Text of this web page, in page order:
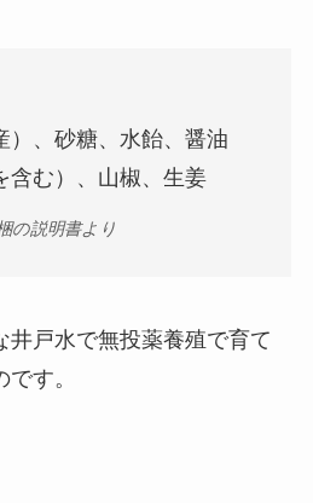
）、砂糖、水飴、醤油
含む）、山椒、生姜
の説明書より
井戸水で無投薬養殖で育て
す。